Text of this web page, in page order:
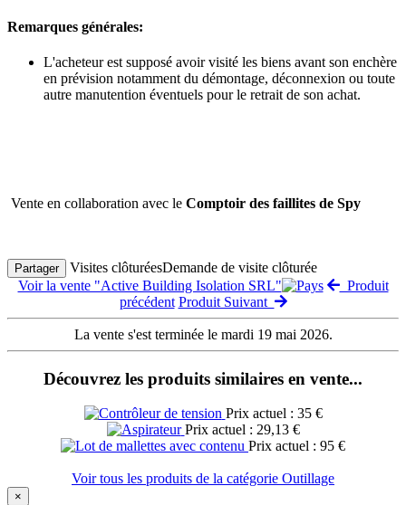
Remarques générales:
L'acheteur est supposé avoir visité les biens avant son enchère
en prévision notamment du démontage, déconnexion ou toute
autre manutention éventuels pour le retrait de son achat.
Vente en collaboration avec le Comptoir des faillites de Spy
Partager Visites clôturéesDemande de visite clôturée
Voir la vente "Active Building Isolation SRL"
Produit
précédent Produit Suivant
La vente s'est terminée le mardi 19 mai 2026.
Découvrez les produits similaires en vente...
Prix actuel : 35 €
Prix actuel : 29,13 €
Prix actuel : 95 €
Voir tous les produits de la catégorie Outillage
×